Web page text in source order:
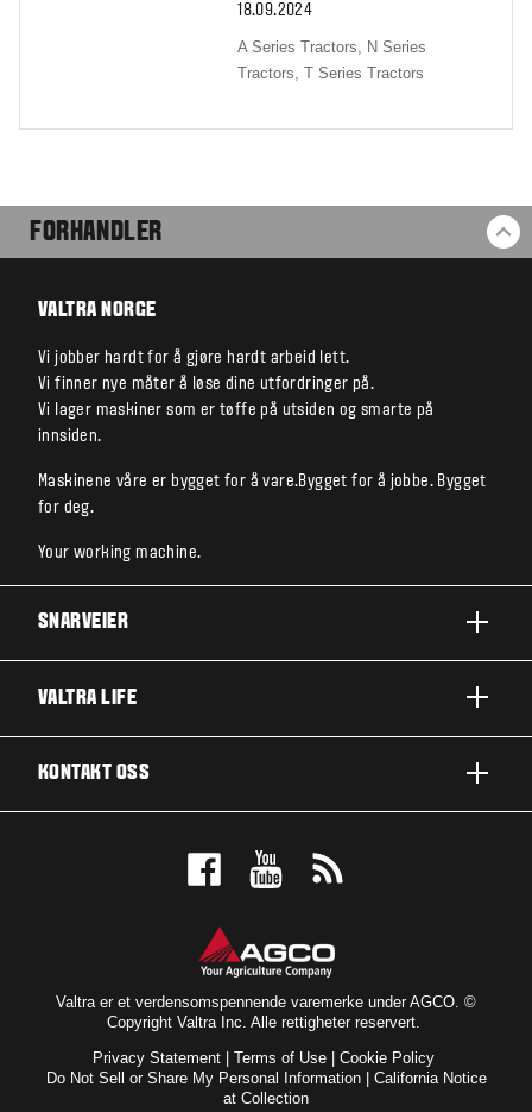
18.09.2024
A Series Tractors, N Series
Tractors,T Series Tractors
FORHANDLER
VALTRA NORGE
Vi jobber hardt for å gjøre hardt arbeid lett.
Vi finner nye måter å løse dine utfordringer på.
Vi lager maskiner som er tøffe på utsiden og smarte på
innsiden.
Maskinene våre er bygget for å vare.Bygget for å jobbe. Bygget
for deg.
Your working machine.
SNARVEIER
N-SERIE
TEKNOLOGI
SERVICE OG VEDLIKEHOLD
VALTRA LIFE
VALTRA SHOP
ABONNÉR PÅ NYHETSBREV
KONTAKT OSS
BESTILL PRØVEKJØRING
Valtra er et verdensomspennende varemerke under AGCO. ©
Copyright Valtra Inc. Alle rettigheter reservert.
Privacy Statement
Terms of Use
Cookie Policy
Do Not Sell or Share My Personal Information| California Notice
at Collection